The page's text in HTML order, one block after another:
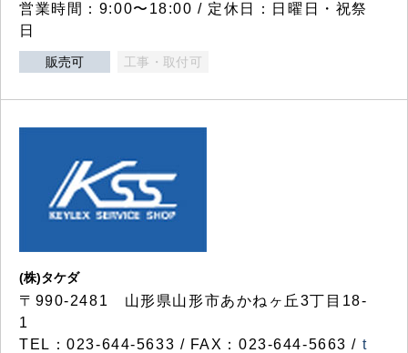
営業時間：9:00〜18:00 / 定休日：日曜日・祝祭
日
販売可 工事・取付可
(株)タケダ
〒990-2481 山形県山形市あかねヶ丘3丁目18-
1
TEL：023-644-5633 / FAX：023-644-5663 / t